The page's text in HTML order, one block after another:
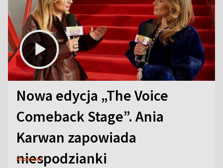
Nowa edycja „The Voice
Comeback Stage”. Ania
Karwan zapowiada
niespodzianki
Rozmowy